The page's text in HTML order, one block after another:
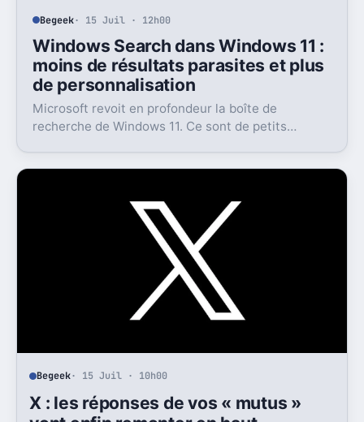
Begeek· 15 Juil · 12h00
Windows Search dans Windows 11 :
moins de résultats parasites et plus
de personnalisation
Microsoft revoit en profondeur la boîte de
recherche de Windows 11. Ce sont de petits
Begeek· 15 Juil · 10h00
X : les réponses de vos « mutus »